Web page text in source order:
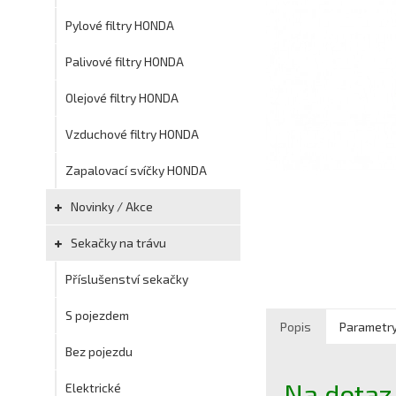
Pylové filtry HONDA
Palivové filtry HONDA
Olejové filtry HONDA
Vzduchové filtry HONDA
Zapalovací svíčky HONDA
Novinky / Akce
Sekačky na trávu
Příslušenství sekačky
S pojezdem
Bez pojezdu
Elektrické
Popis